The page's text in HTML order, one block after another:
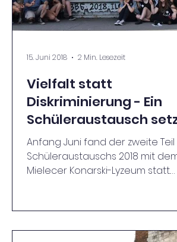
Vielfalt statt
Diskriminierung - Ein
Schüleraustausch
Zeichen
Anfang Juni fand der zweite Teil
Schüleraustauschs 2018 mit
Mielecer Konarski-Lyzeum statt.
15. Juni 2018 2 Min. Lesezeit